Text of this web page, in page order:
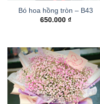
Bó hoa hồng tròn – B43
650.000 ₫